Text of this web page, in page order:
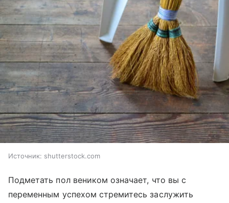
Источник: shutterstock.com
Подметать пол веником означает, что вы с
переменным успехом стремитесь заслужить